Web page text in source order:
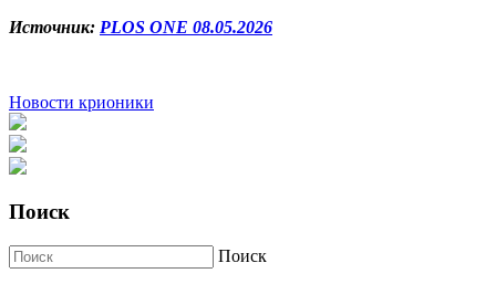
Источник: PLOS ONE 08.05.2026
Новости крионики
Поиск
Поиск